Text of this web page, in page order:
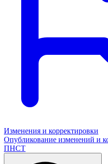
Изменения и корректировки
Опубликование изменений и
ПНСТ